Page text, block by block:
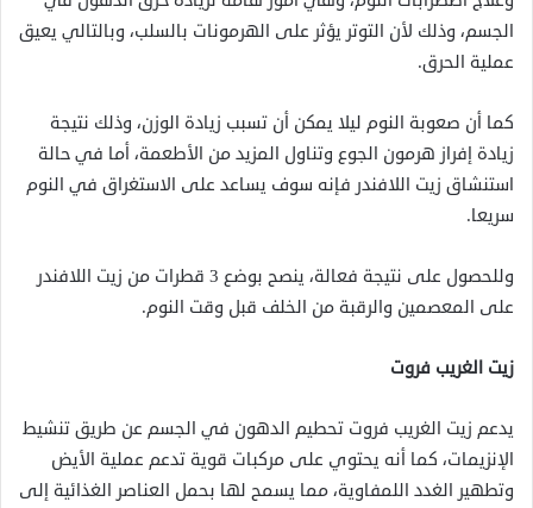
الجسم، وذلك لأن التوتر يؤثر على الهرمونات بالسلب، وبالتالي يعيق
عملية الحرق.
كما أن صعوبة النوم ليلا يمكن أن تسبب زيادة الوزن، وذلك نتيجة
زيادة إفراز هرمون الجوع وتناول المزيد من الأطعمة، أما في حالة
استنشاق زيت اللافندر فإنه سوف يساعد على الاستغراق في النوم
سريعا.
وللحصول على نتيجة فعالة، ينصح بوضع 3 قطرات من زيت اللافندر
على المعصمين والرقبة من الخلف قبل وقت النوم.
زيت الغريب فروت
يدعم زيت الغريب فروت تحطيم الدهون في الجسم عن طريق تنشيط
الإنزيمات، كما أنه يحتوي على مركبات قوية تدعم عملية الأيض
وتطهير الغدد اللمفاوية، مما يسمح لها بحمل العناصر الغذائية إلى